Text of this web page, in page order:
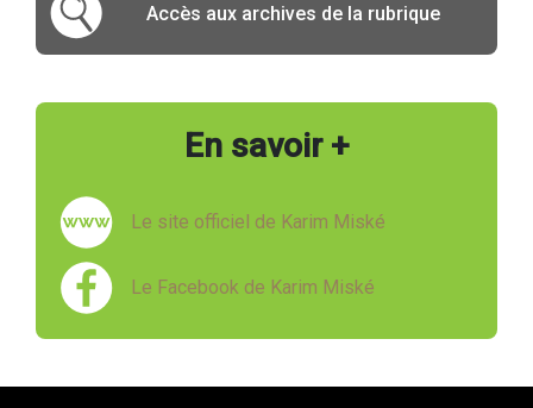
Accès aux archives de la rubrique
En savoir +
Le site officiel de Karim Miské
Le Facebook de Karim Miské